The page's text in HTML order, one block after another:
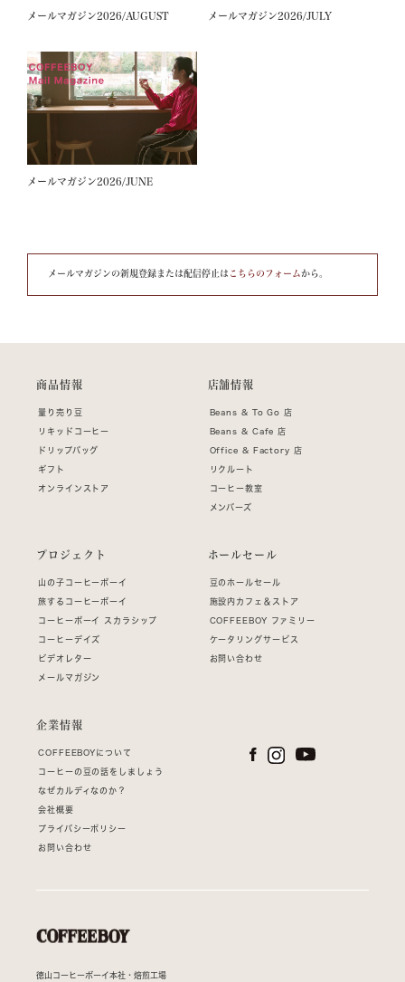
メールマガジン2026/AUGUST メールマガジン2026/JULY
メールマガジン2026/JUNE
メールマガジンの新規登録または配信停止は こちらのフォームから。
商品情報
量り売り豆
リキッドコーヒー
ドリップバッグ
ギフト
オンラインストア
店舗情報
Beans & To Go 店
Beans & Cafe 店
Office & Factory 店
リクルート
コーヒー教室
メンバーズ
プロジェクト
山の子コーヒーボーイ
旅するコーヒーボーイ
コーヒーボーイ スカラシップ
コーヒーデイズ
ビデオレター
メールマガジン
ホールセール
豆のホールセール
施設内カフェ＆ストア
COFFEEBOY ファミリー
ケータリングサービス
お問い合わせ
企業情報
COFFEEBOYについて
コーヒーの豆の話をしましょう
なぜカルディなのか？
会社概要
プライバシーポリシー
お問い合わせ
徳山コーヒーボーイ本社・焙煎工場